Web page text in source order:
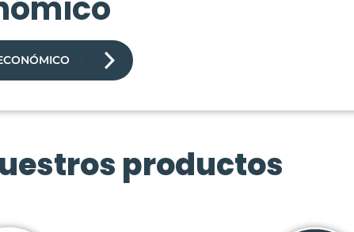
productos